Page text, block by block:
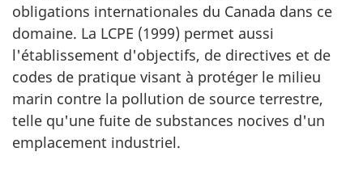
obligations internationales du Canada dans ce
domaine. La LCPE (1999) permet aussi
l'établissement d'objectifs, de directives et de
codes de pratique visant à protéger le milieu
marin contre la pollution de source terrestre,
telle qu'une fuite de substances nocives d'un
emplacement industriel.